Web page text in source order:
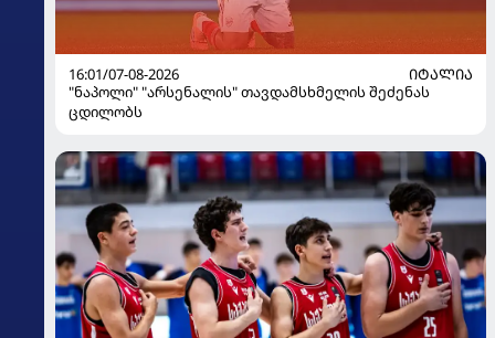
16:01/07-08-2026
ᲘᲢᲐᲚᲘᲐ
"ნაპოლი" "არსენალის" თავდამსხმელის შეძენას
ცდილობს